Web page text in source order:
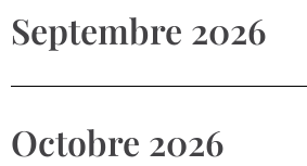
Septembre 2026
Octobre 2026